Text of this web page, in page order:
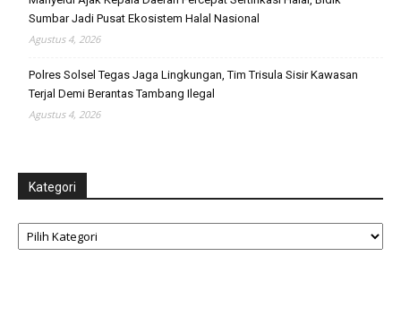
Sumbar Jadi Pusat Ekosistem Halal Nasional
Agustus 4, 2026
Polres Solsel Tegas Jaga Lingkungan, Tim Trisula Sisir Kawasan
Terjal Demi Berantas Tambang Ilegal
Agustus 4, 2026
Kategori
Kategori